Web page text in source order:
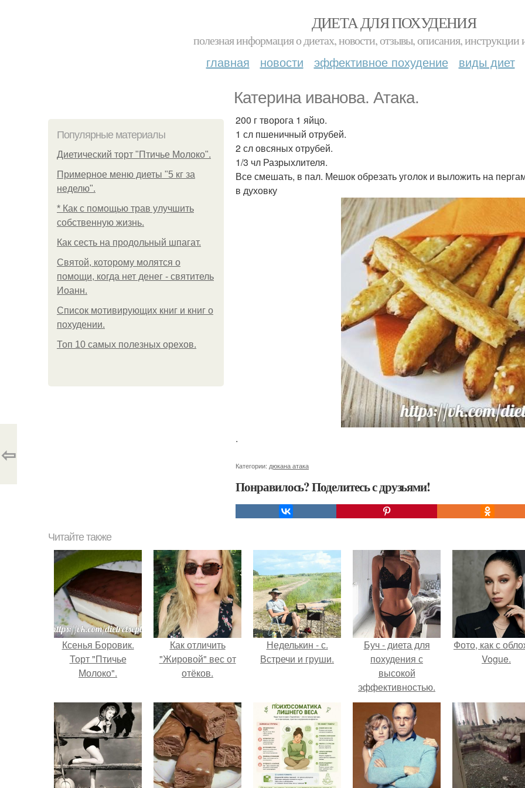
ДИЕТА ДЛЯ ПОХУДЕНИЯ
полезная информация о диетах, новости, отзывы, описания, инструкции
главная новости эффективное похудение виды диет
Катерина иванова. Атака.
Популярные материалы
Диетический торт "Птичье Молоко".
Примерное меню диеты "5 кг за
неделю".
* Как с помощью трав улучшить
собственную жизнь.
Как сесть на продольный шпагат.
Святой, которому молятся о
помощи, когда нет денег - святитель
Иоанн.
Список мотивирующих книг и книг о
похудении.
Топ 10 самых полезных орехов.
200 г творога 1 яйцо.
1 сл пшеничный отрубей.
2 сл овсяных отрубей.
1/3 чл Разрыхлителя.
Все смешать, в пал. Мешок обрезать уголок и выложить на
в духовку
.
Категории: дюкана атака
Понравилось? Поделитесь с друзьями!
⇦
Читайте также
Ксенья Боровик.
Торт "Птичье
Молоко".
Как отличить
"Жировой" вес от
отёков.
Неделькин - с.
Встречи и груши.
Буч - диета для
похудения с
высокой
эффективностью.
Фото, как с
Vogue.